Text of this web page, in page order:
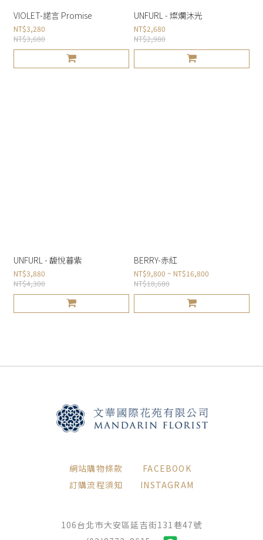
VIOLET-諾言 Promise
NT$3,280
NT$3,680
UNFURL - 燦爛沐光
NT$2,680
NT$2,980
UNFURL - 馥悅暮紫
NT$3,880
NT$4,300
BERRY-赤紅
NT$9,800 ~ NT$16,800
NT$18,680
網站購物條款
訂購流程須知
FACEBOOK
INSTAGRAM
106台北市大安區延吉街131巷47號